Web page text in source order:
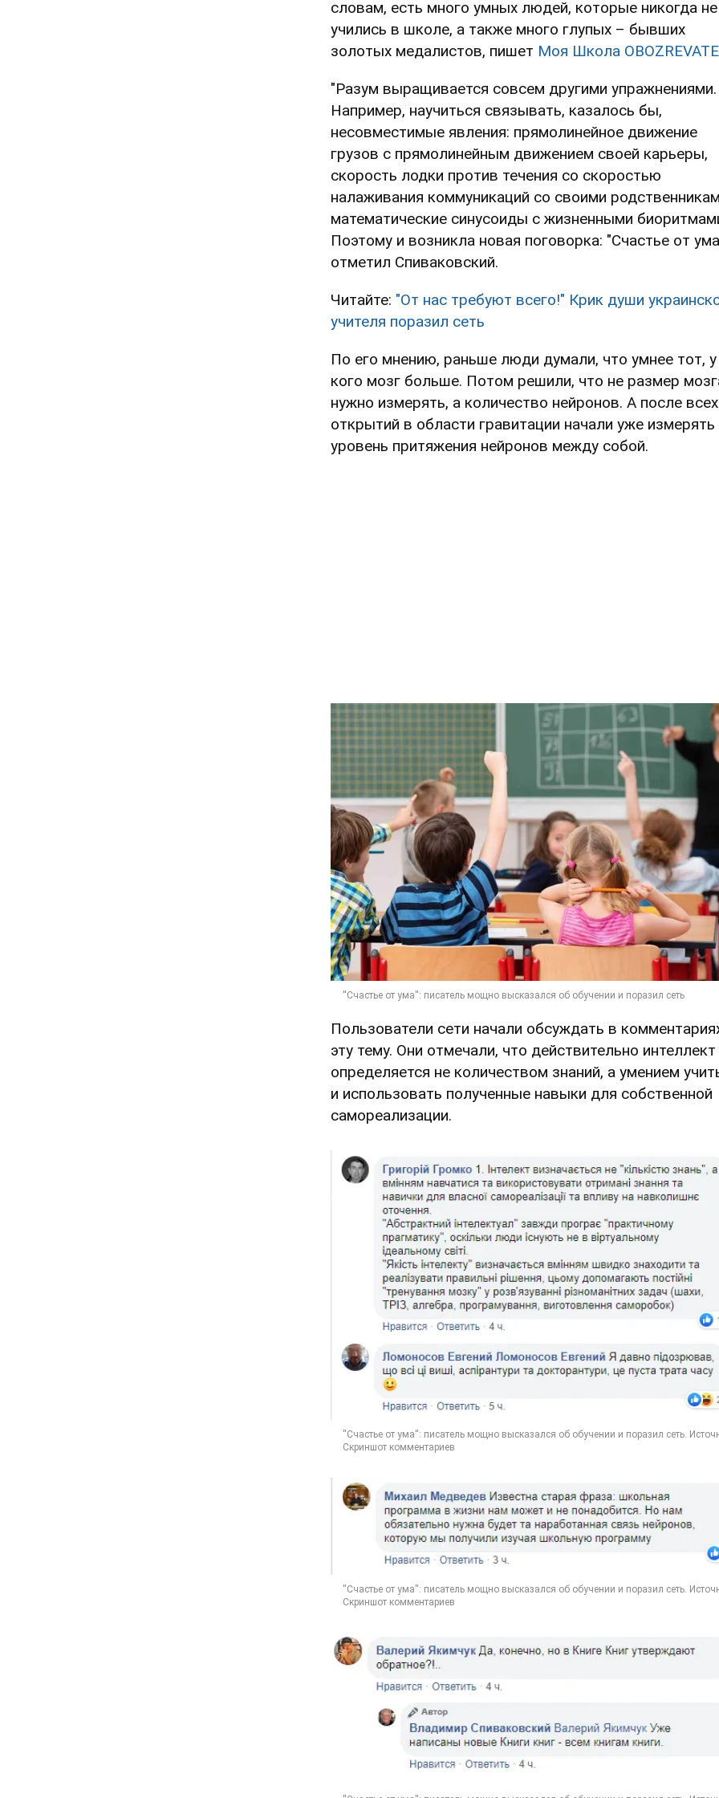
словам, есть много умных людей, которые никогда не
учились в школе, а также много глупых – бывших
золотых медалистов, пишет Моя Школа
"Разум выращивается совсем другими упражнениями.
Например, научиться связывать, казалось бы,
несовместимые явления: прямолинейное движение
грузов с прямолинейным движением своей карьеры,
скорость лодки против течения со скоростью
налаживания коммуникаций со своими
математические синусоиды с жизненными
Поэтому и возникла новая поговорка: "Счастье от
отметил Спиваковский.
Читайте: "От нас требуют всего!" Крик души
учителя поразил сеть
По его мнению, раньше люди думали, что умнее тот, у
кого мозг больше. Потом решили, что не размер
нужно измерять, а количество нейронов. А после всех
открытий в области гравитации начали уже измерять
уровень притяжения нейронов между собой.
Пользователи сети начали обсуждать в
эту тему. Они отмечали, что действительно интеллект
определяется не количеством знаний, а умением
и использовать полученные навыки для собственной
самореализации.